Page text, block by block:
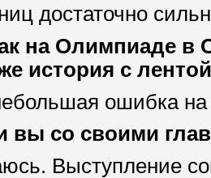
достаточно
на Олимпиаде в
история с
ошибка на
вы со своими
Выступление